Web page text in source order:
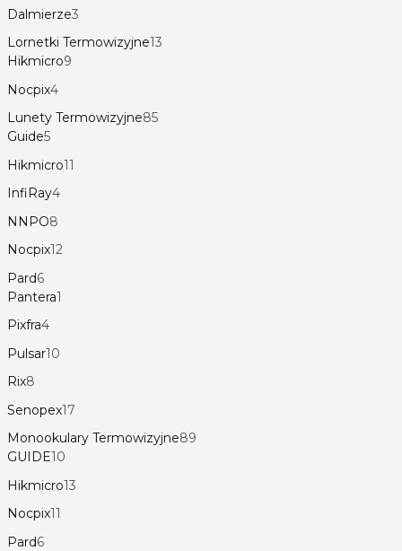
Dalmierze3
Lornetki Termowizyjne13
Hikmicro9
Nocpix4
Lunety Termowizyjne85
Guide5
Hikmicro11
InfiRay4
NNPO8
Nocpix12
Pard6
Pantera1
Pixfra4
Pulsar10
Rix8
Senopex17
Monookulary Termowizyjne89
GUIDE10
Hikmicro13
Nocpix11
Pard6